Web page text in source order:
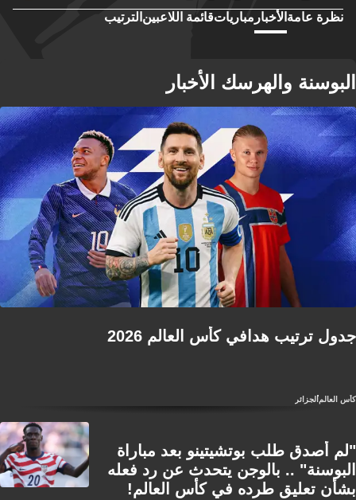
نظرة عامة الأخبار مبارياتقائمة اللاعبين الترتيب
البوسنة والهرسك الأخبار
جدول ترتيب هدافي كأس العالم 2026
كأس العالمالجزائر
"لم أصدق طلب بوتشيتينو بعد مباراة
البوسنة" .. بالوجن يتحدث عن رد فعله
بشأن تعليق طرده في كأس العالم!